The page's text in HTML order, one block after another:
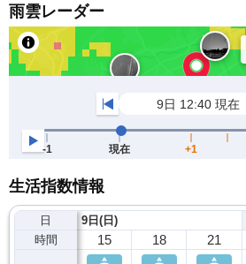
雨雲レーダー
生活指数情報
日
時間
9日(日)
15 18 21